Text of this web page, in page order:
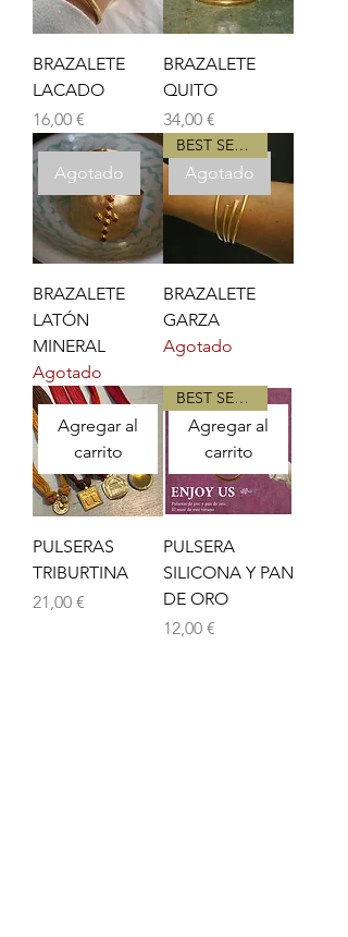
BRAZALETE
LACADO
Precio
16,00 €
BRAZALETE
QUITO
Precio
34,00 €
Agotado
BRAZALETE
LATÓN
MINERAL
Agotado
Agotado
BEST SELLER
BRAZALETE
GARZA
Agotado
Agregar al
carrito
PULSERAS
TRIBURTINA
Precio
21,00 €
Agregar al
carrito
BEST SELLER
PULSERA
SILICONA Y PAN
DE ORO
Precio
12,00 €